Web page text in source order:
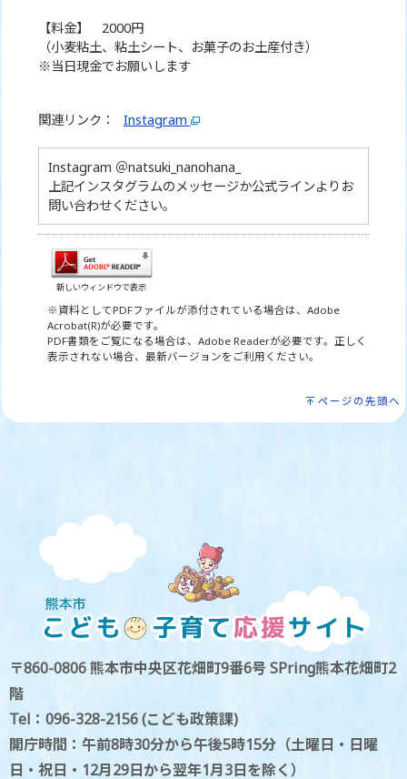
【料金】 2000円
（小麦粘土、粘土シート、お菓子のお土産付き）
※当日現金でお願いします
関連リンク： Instagram
Instagram ＠natsuki_nanohana_
上記インスタグラムのメッセージか公式ラインよりお
問い合わせください。
新しいウィンドウで表示
※資料としてPDFファイルが添付されている場合は、Adobe
Acrobat(R)が必要です。
PDF書類をご覧になる場合は、Adobe Readerが必要です。正しく
表示されない場合、最新バージョンをご利用ください。
ページの先頭へ
〒860-0806 熊本市中央区花畑町9番6号 SPring熊本花畑町2
階
Tel：096-328-2156 (こども政策課)
開庁時間：午前8時30分から午後5時15分（土曜日・日曜
日・祝日・12月29日から翌年1月3日を除く）